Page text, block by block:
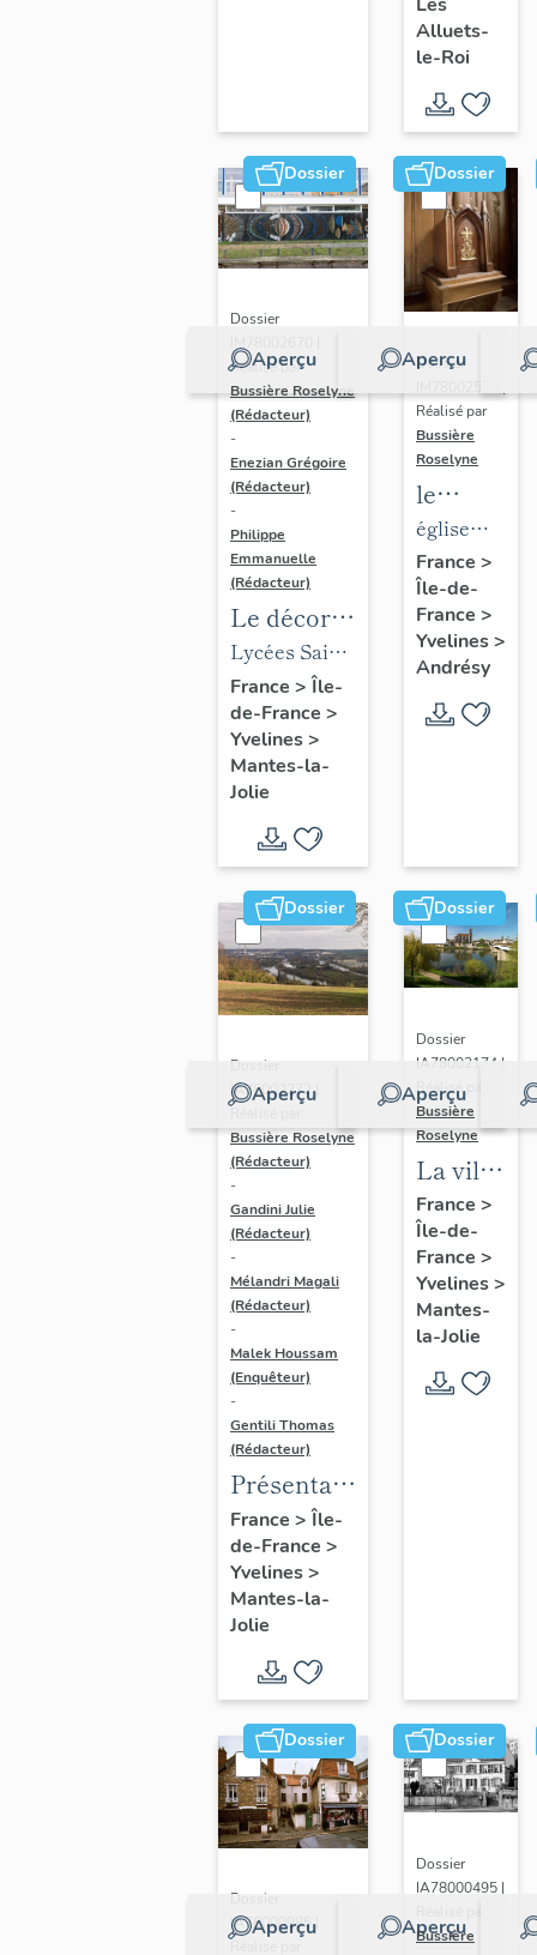
Nicolas
Les
Alluets-
le-Roi
Dossier
Aperçu
Dossier
IM78002670 |
Réalisé par
Bussière Roselyne
(Rédacteur)
-
Enezian Grégoire
(Rédacteur)
-
Philippe
Emmanuelle
(Rédacteur)
Le décor
des lycées
de Mantes
Lycées Saint-
Exupéry et
Jean Rostand
France > Île-
de-France >
Yvelines>
Mantes-la-
Jolie
Dossier
Aperçu
Dossier
Réalisé par
Bussière
Roselyne
le
mobilier
de
l'église
Saint-
Germain-
de-
Paris
église
paroissiale
Saint-
Germain
France >
Île-de-
France >
Yvelines>
Andrésy
Dossier
Aperçu
Dossier
IA78002272 |
Bussière Roselyne
(Rédacteur)
-
Gandini Julie
(Rédacteur)
-
Mélandri Magali
(Rédacteur)
-
Malek Houssam
(Enquêteur)
-
Gentili Thomas
(Rédacteur)
Présentation
de l'étude
France > Île-
de-France >
Yvelines>
Mantes-la-
Jolie
Dossier
Aperçu
Dossier
IA78002174 |
Réalisé par
Bussière
Roselyne
La ville
de
Mantes-
la-Jolie
France >
Île-de-
France >
Yvelines>
Mantes-
la-Jolie
Dossier
Aperçu
Dossier
IA78000985 |
Dossier
Aperçu
Dossier
IA78000495 |
Bussière